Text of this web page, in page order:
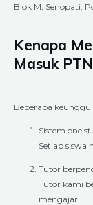
Blok M, Senopati,
Kenapa
Masuk
Beberapa
Sistem one
Setiap siswa
Tutor
Tutor kami
mengajar.